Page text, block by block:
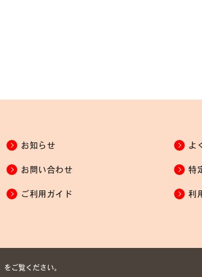
お知らせ よ
お問い合わせ 特
ご利用ガイド 利
」をご覧ください。